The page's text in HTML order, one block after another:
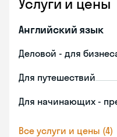
Услуги и цены
Английский язык
Деловой - для
Для путешествий
Для начинающих -
Все услуги и цены (4)